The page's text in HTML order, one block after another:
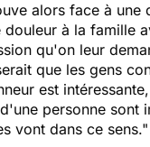
alors face à
à la famille
qu'on leur
que les gens
est
personne sont
vont dans ce sens."